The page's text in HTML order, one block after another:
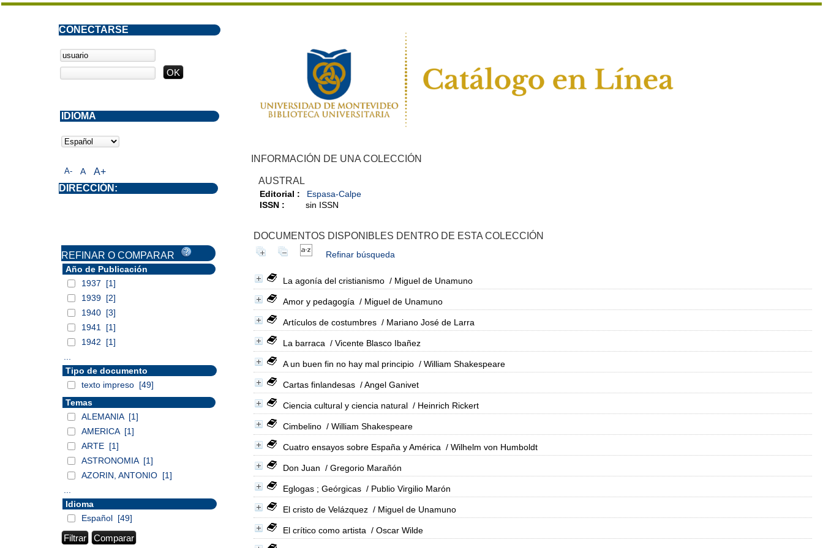
INFORMACIÓN DE UNA COLECCIÓN
AUSTRAL
Editorial :
Espasa-Calpe
ISSN :
sin ISSN
DOCUMENTOS DISPONIBLES DENTRO DE ESTA COLECCIÓN
Refinar búsqueda
La agonía del cristianismo / Miguel de Unamuno
Amor y pedagogía / Miguel de Unamuno
Artículos de costumbres / Mariano José de Larra
La barraca / Vicente Blasco Ibañez
A un buen fin no hay mal principio / William Shakespeare
Cartas finlandesas / Angel Ganivet
Ciencia cultural y ciencia natural / Heinrich Rickert
Cimbelino / William Shakespeare
Cuatro ensayos sobre España y América / Wilhelm von Humboldt
Don Juan / Gregorio Marañón
Eglogas ; Geórgicas / Publio Virgilio Marón
El cristo de Velázquez / Miguel de Unamuno
El crítico como artista / Oscar Wilde
A- A A+
CONECTARSE
DIRECCIÓN:
IDIOMA
REFINAR O COMPARAR
Año de Publicación
1937
[1]
1939 [2]
1940 [3]
1941
[1]
1942
[1]
Tipo de documento
texto impreso [49]
Temas
ALEMANIA [1]
AMERICA [1]
ARTE [1]
ASTRONOMIA [1]
AZORIN, ANTONIO [1]
Idioma
Español [49]